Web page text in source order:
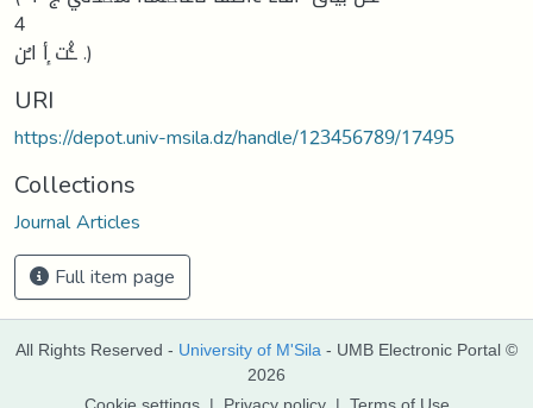
4
ــٝٚٛت ٕأ اـُن .)
URI
https://depot.univ-msila.dz/handle/123456789/17495
Collections
Journal Articles
Full item page
All Rights Reserved - University of M'Sila - UMB Electronic Portal ©
2026